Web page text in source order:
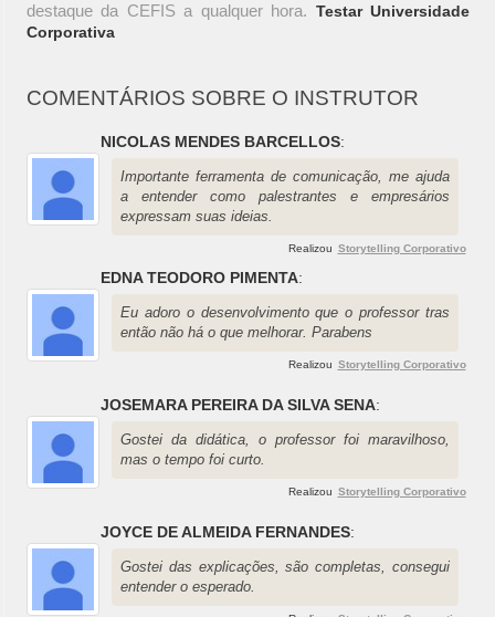
destaque da CEFIS a qualquer hora. Testar Universidade
Corporativa
COMENTÁRIOS SOBRE O INSTRUTOR
NICOLAS MENDES BARCELLOS:
Importante ferramenta de comunicação, me ajuda
a entender como palestrantes e empresários
expressam suas ideias.
Realizou Storytelling Corporativo
EDNA TEODORO PIMENTA:
Eu adoro o desenvolvimento que o professor tras
então não há o que melhorar. Parabens
Realizou Storytelling Corporativo
JOSEMARA PEREIRA DA SILVA SENA:
Gostei da didática, o professor foi maravilhoso,
mas o tempo foi curto.
Realizou Storytelling Corporativo
JOYCE DE ALMEIDA FERNANDES:
Gostei das explicações, são completas, consegui
entender o esperado.